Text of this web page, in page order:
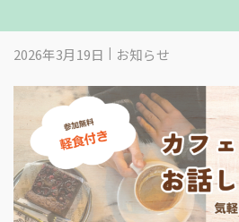
2026年3月19日 お知らせ